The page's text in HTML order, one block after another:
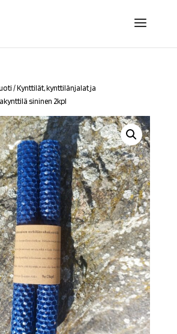
/Kynttilät, kynttilänjalat ja
sininen 2kpl